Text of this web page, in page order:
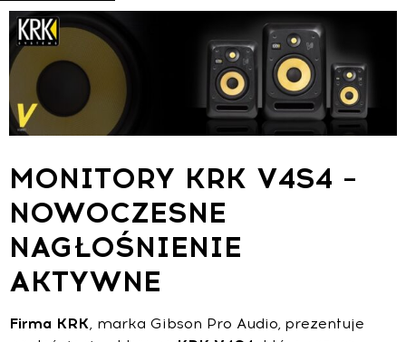
MONITORY KRK V4S4 –
NOWOCZESNE
NAGŁOŚNIENIE
AKTYWNE
Firma KRK, marka Gibson Pro Audio, prezentuje